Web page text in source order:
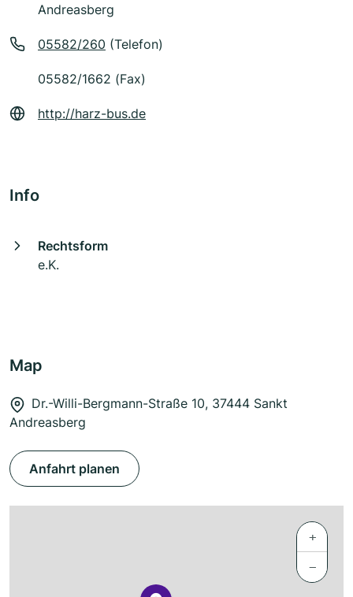
Andreasberg
05582/260 (Telefon)
05582/1662 (Fax)
http://harz-bus.de
Info
Rechtsform
e.K.
Map
Dr.-Willi-Bergmann-Straße 10, 37444 Sankt
Andreasberg
Anfahrt planen
+
−